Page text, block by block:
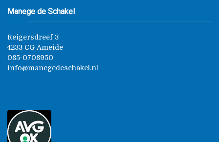
Manege de Schakel
Reigersdreef 3
4233 CG Ameide
085-0708950
info@manegedeschakel.nl